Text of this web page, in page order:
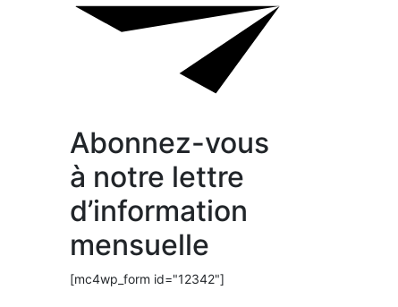
Abonnez-vous
à notre lettre
d’information
mensuelle
[mc4wp_form id="12342"]